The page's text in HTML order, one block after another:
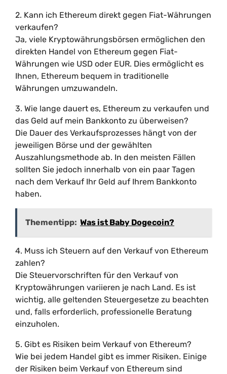
2. Kann ich Ethereum direkt gegen Fiat-Währungen
verkaufen?
Ja, viele Kryptowährungsbörsen ermöglichen den
direkten Handel von Ethereum gegen Fiat-
Währungen wie USD oder EUR. Dies ermöglicht es
Ihnen, Ethereum bequem in traditionelle
Währungen umzuwandeln.
3. Wie lange dauert es, Ethereum zu verkaufen und
das Geld auf mein Bankkonto zu überweisen?
Die Dauer des Verkaufsprozesses hängt von der
jeweiligen Börse und der gewählten
Auszahlungsmethode ab. In den meisten Fällen
sollten Sie jedoch innerhalb von ein paar Tagen
nach dem Verkauf Ihr Geld auf Ihrem Bankkonto
haben.
Thementipp: Was ist Baby Dogecoin?
4. Muss ich Steuern auf den Verkauf von Ethereum
zahlen?
Die Steuervorschriften für den Verkauf von
Kryptowährungen variieren je nach Land. Es ist
wichtig, alle geltenden Steuergesetze zu beachten
und, falls erforderlich, professionelle Beratung
einzuholen.
5. Gibt es Risiken beim Verkauf von Ethereum?
Wie bei jedem Handel gibt es immer Risiken. Einige
der Risiken beim Verkauf von Ethereum sind